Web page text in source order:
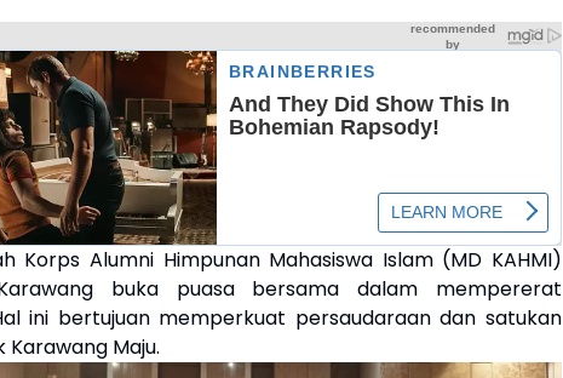
Korps Alumni Himpunan Mahasiswa Islam (MD KAHMI)
buka puasa bersama dalam mempererat
ini bertujuan memperkuat persaudaraan dan satukan
Karawang Maju.